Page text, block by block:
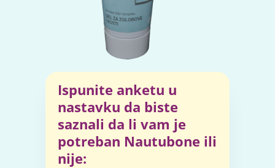
Ispunite anketu u
nastavku da biste
saznali da li vam je
potreban Nautubone ili
nije: